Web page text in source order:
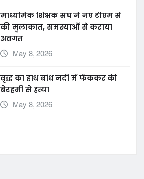
माध्यमिक शिक्षक संघ ने नए डीएम से
की मुलाकात, समस्याओं से कराया
अवगत
May 8, 2026
वृद्ध का हाथ बांध नदी में फेंककर की
बेरहमी से हत्या
May 8, 2026